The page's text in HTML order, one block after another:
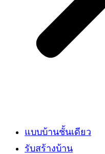
แบบบ้านชั้นเดียว
รับสร้างบ้าน